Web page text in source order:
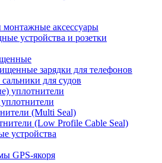
монтажные аксессуары
устройства и розетки
зарядки для телефонов
для судов
уплотнители
(Multi Seal)
(Low Profile Cable Seal)
устройства
GPS-якоря